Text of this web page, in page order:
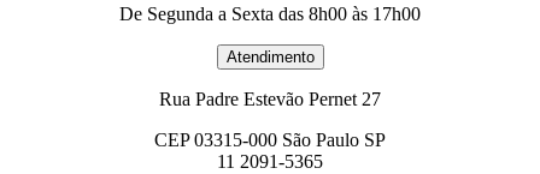
De Segunda a Sexta das 8h00 às 17h00
Rua Padre Estevão Pernet 27
CEP 03315-000 São Paulo SP
11 2091-5365